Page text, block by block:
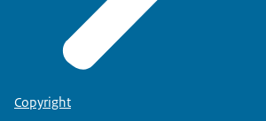
Copyright